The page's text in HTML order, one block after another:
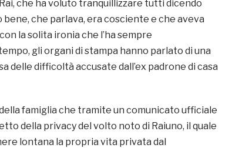
che ha voluto tranquillizzare tutti dicendo
che parlava, era cosciente e che aveva
la solita ironia che l’ha sempre
gli organi di stampa hanno parlato di una
delle difficoltà accusate dall’ex padrone di casa
famiglia che tramite un comunicato ufficiale
della privacy del volto noto di Raiuno, il quale
lontana la propria vita privata dal